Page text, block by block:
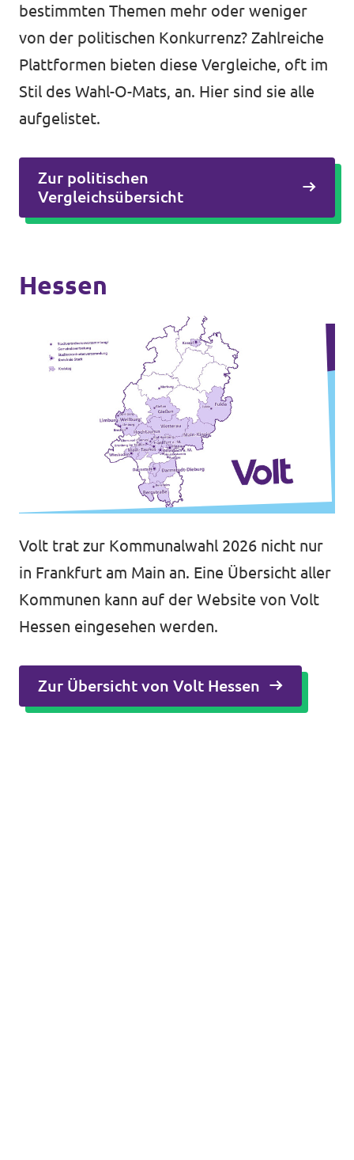
bestimmten Themen mehr oder weniger
von der politischen Konkurrenz? Zahlreiche
Plattformen bieten diese Vergleiche, oft im
Stil des Wahl-O-Mats, an. Hier sind sie alle
aufgelistet.
Zur politischen
Vergleichsübersicht
Hessen
Volt trat zur Kommunalwahl 2026 nicht nur
in Frankfurt am Main an. Eine Übersicht aller
Kommunen kann auf der Website von Volt
Hessen eingesehen werden.
Zur Übersicht von Volt Hessen